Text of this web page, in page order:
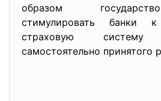
образом
стимулировать банки
страховую
самостоятельно принятого